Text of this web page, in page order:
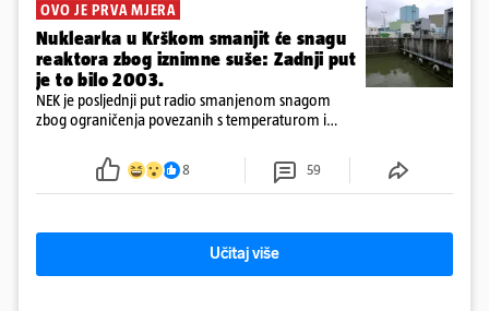
OVO JE PRVA MJERA
Nuklearka u Krškom smanjit će snagu
reaktora zbog iznimne suše: Zadnji put
je to bilo 2003.
NEK je posljednji put radio smanjenom snagom
zbog ograničenja povezanih s temperaturom i
smanjenje snage bilo potrebno više od 90 dana.
8 59
Učitaj više